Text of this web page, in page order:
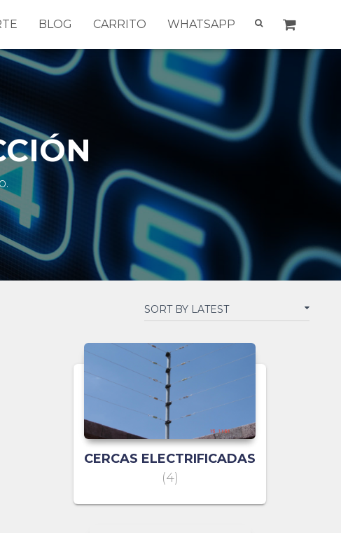
BLOG CARRITO WHATSAPP
CERCAS ELECTRIFICADAS
(4)